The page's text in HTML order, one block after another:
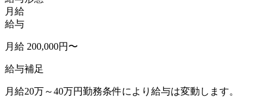
月給
給与
月給 200,000円〜
給与補足
月給20万～40万円勤務条件により給与は変動します。